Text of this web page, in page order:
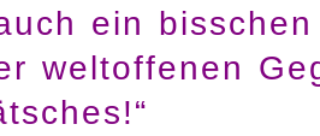
ein
weltoffenen